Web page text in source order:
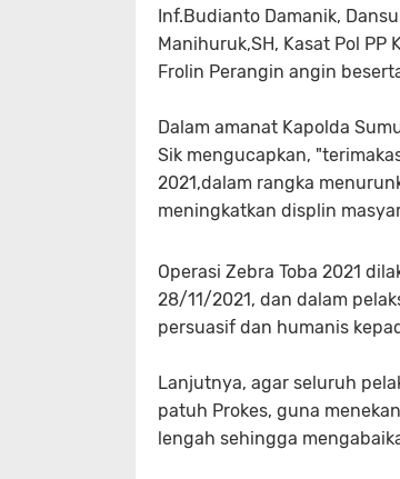
Inf.Budianto Damanik,
Manihuruk,SH, Kasat Pol
Frolin Perangin angin
Dalam amanat Kapolda
Sik mengucapkan,
2021,dalam rangka
meningkatkan displin
Operasi Zebra Toba 2021
28/11/2021, dan dalam
persuasif dan humanis
Lanjutnya, agar seluruh
patuh Prokes, guna
lengah sehingga